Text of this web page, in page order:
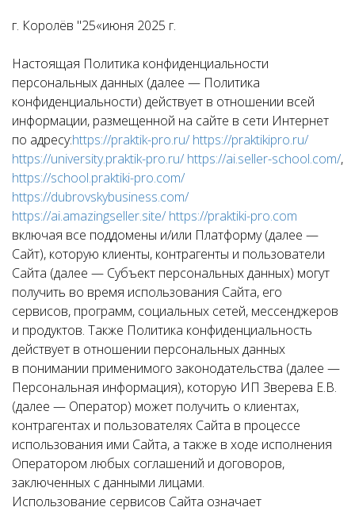
г. Королёв "25«июня 2025 г.
Настоящая Политика конфиденциальности
персональных данных (далее — Политика
конфиденциальности) действует в отношении всей
информации, размещенной на сайте в сети Интернет
по адресу:https://praktik-pro.ru/ https://praktikipro.ru/
https://university.praktik-pro.ru/ https://ai.seller-school.com/,
https://school.praktiki-pro.com/
https://dubrovskybusiness.com/
https://ai.amazingseller.site/ https://praktiki-pro.com
включая все поддомены и/или Платформу (далее —
Сайт), которую клиенты, контрагенты и пользователи
Сайта (далее — Субъект персональных данных) могут
получить во время использования Сайта, его
сервисов, программ, социальных сетей, мессенджеров
и продуктов. Также Политика конфиденциальность
действует в отношении персональных данных
в понимании применимого законодательства (далее —
Персональная информация), которую ИП Зверева Е.В.
(далее — Оператор) может получить о клиентах,
контрагентах и пользователях Сайта в процессе
использования ими Сайта, а также в ходе исполнения
Оператором любых соглашений и договоров,
заключенных с данными лицами.
Использование сервисов Сайта означает